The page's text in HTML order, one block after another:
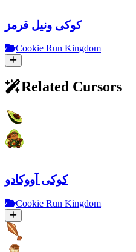
کوکی ونیل قرمز
Cookie Run Kingdom
Related Cursors
کوکی آووکادو
Cookie Run Kingdom